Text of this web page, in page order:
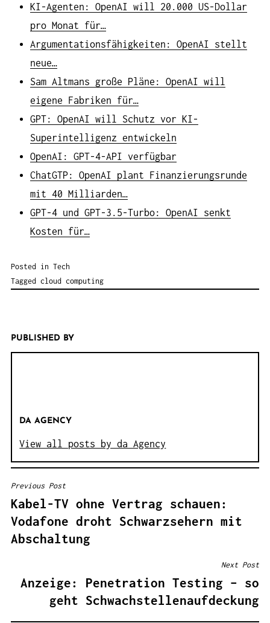
KI-Agenten: OpenAI will 20.000 US-Dollar
pro Monat für…
Argumentationsfähigkeiten: OpenAI stellt
neue…
Sam Altmans große Pläne: OpenAI will
eigene Fabriken für…
GPT: OpenAI will Schutz vor KI-
Superintelligenz entwickeln
OpenAI: GPT-4-API verfügbar
ChatGTP: OpenAI plant Finanzierungsrunde
mit 40 Milliarden…
GPT-4 und GPT-3.5-Turbo: OpenAI senkt
Kosten für…
Posted in Tech
Tagged cloud computing
PUBLISHED BY
DA AGENCY
View all posts by da Agency
B
E
I
T
Previous Post
Kabel-TV ohne Vertrag schauen:
Vodafone droht Schwarzsehern mit
Abschaltung
Next Post
Anzeige: Penetration Testing – so
geht Schwachstellenaufdeckung